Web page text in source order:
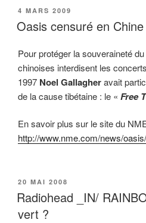
PUBLIÉ
LE
4 MARS 2009
Oasis censuré en Chine
Pour protéger la souveraineté
chinoises interdisent les
1997 Noel Gallagheravait
de la cause tibétaine : le « Free
En savoir plus sur le site du
http://www.nme.com/news/
PUBLIÉ
LE
20 MAI 2008
Radiohead _IN/
vert ?